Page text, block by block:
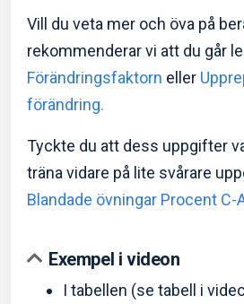
Vill du veta mer och öva på
rekommenderar vi att du går
Förändringsfaktorn eller
förändring.
Tyckte du att dess uppgifter
träna vidare på lite svårare
Blandade övningar Procent C-
Exempel i videon
I tabellen (se tabell i